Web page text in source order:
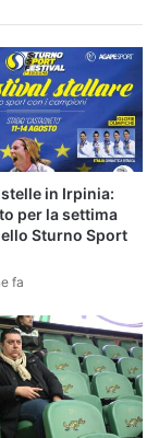
in Irpinia:
per la settima
Sturno Sport
fa